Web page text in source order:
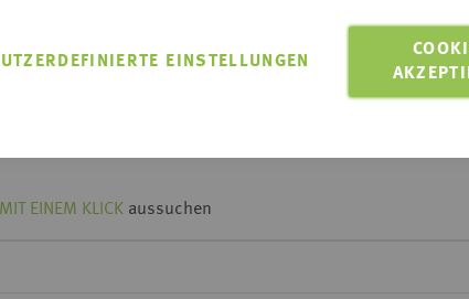
EINSTELLUNGEN
Zum Ändern der
LIEFERN AN 88250
Lieferung innerhalb
EINEM KLICK aussuchen